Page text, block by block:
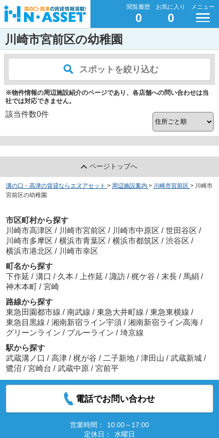
閲覧履歴
0
お気に入り
0
メニュー
川崎市宮前区の幼稚園
スポットを絞り込む
※物件情報の周辺施設紹介のページであり、各店舗への問い合わせは当
社では対応できません。
該当件数0件
ページトップへ
溝の口・高津の賃貸ならエヌアセット > 周辺施設案内 > 川崎市宮前区 > 川崎市
宮前区の幼稚園
市区町村から探す
川崎市高津区 / 川崎市宮前区 / 川崎市中原区 / 世田谷区 /
川崎市多摩区 / 横浜市青葉区 / 横浜市都筑区 / 渋谷区 /
横浜市港北区 / 川崎市幸区
町名から探す
下作延 / 溝口 / 久本 / 上作延 / 諏訪 / 梶ケ谷 / 末長 / 馬絹 /
神木本町 / 宮崎
路線から探す
東急田園都市線 / 南武線 / 東急大井町線 / 東急東横線 /
東急目黒線 / 湘南新宿ライン宇須 / 湘南新宿ライン高海 /
グリーンライン / ブルーライン / 埼京線
駅から探す
武蔵溝ノ口 / 高津 / 梶が谷 / 二子新地 / 津田山 / 武蔵新城 /
鷺沼 / 宮崎台 / 武蔵中原 / 宮前平
電話でお問い合わせ
営業時間：
10:00～17:00
定休日：
水曜日